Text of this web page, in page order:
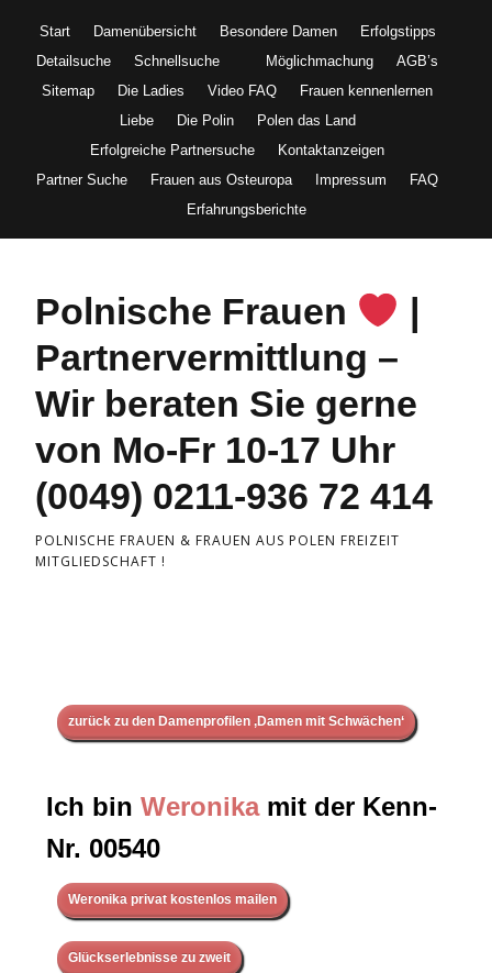
Start Damenübersicht Besondere Damen
Erfolgstipps
Detailsuche
Schnellsuche Möglichmachung
AGB’s
Sitemap
Die Ladies Video FAQ
Frauen kennenlernen
Liebe
Die Polin
Polen das Land
Erfolgreiche Partnersuche
Kontaktanzeigen
Partner Suche
Frauen aus Osteuropa Impressum
FAQ
Erfahrungsberichte
Polnische Frauen
|
Partnervermittlung –
Wir beraten Sie gerne
von Mo-Fr 10-17 Uhr
(0049) 0211-936 72 414
POLNISCHE FRAUEN & FRAUEN AUS POLEN FREIZEIT
MITGLIEDSCHAFT !
zurück zu den Damenprofilen ‚Damen mit Schwächen‘
Ich bin Weronikamit der Kenn-
Nr. 00540
Weronika privat kostenlos mailen
Glückserlebnisse zu zweit